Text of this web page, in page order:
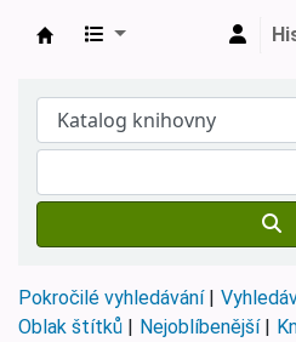
Pokročilé vyhledávání
Oblak štítků
Nejoblíbenější